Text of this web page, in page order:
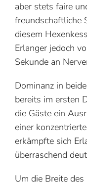
aber stets faire
freundschaftliche
diesem
Erlanger jedoch
Sekunde an
Dominanz in
bereits im ersten
die Gäste ein
einer
erkämpfte sich
überraschend
Um die Breite